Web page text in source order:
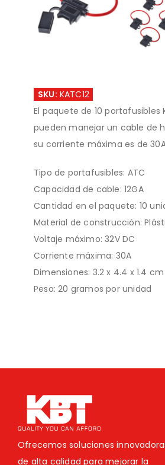
SKU: KATC12
El paquete de 10
pueden manejar un cable de
su corriente máxima es de
Tipo de portafusibles: ATC
Capacidad de cable: 12GA
Cantidad en el paquete: 10
Material de construcción:
Voltaje máximo: 32V DC
Corriente máxima: 30A
Dimensiones: 3.2 x 4.4 x 1.4 cm
Peso: 20 gramos por unidad
Ofrecemos soluciones
de alta calidad para mejorar la